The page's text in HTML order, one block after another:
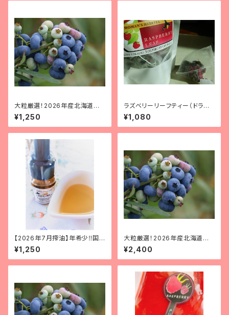
大粒厳選！2026年産北海道十
勝産有機冷凍ブルーベリー(大
粒) 250g
¥1,250
ラズベリーリーフティー（ドライ
ベリー入りティーバッグタイプ）
8bag
¥1,080
【2026年7月搾油】年希少‼国
産 ラズベリシードオイル 10ml
（スポイト付き遮光瓶入り）
¥1,250
大粒厳選！2026年産北海道十
勝産有機冷凍ブルーベリー(大
粒) 500g
¥2,400